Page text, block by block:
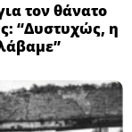
τον θάνατο
“Δυστυχώς, η